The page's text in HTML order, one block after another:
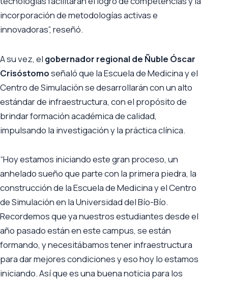
incorporación de metodologías activas e
innovadoras”, reseñó.
A su vez, el gobernador regional de Ñuble Óscar
Crisóstomoseñaló que la Escuela de Medicina y el
Centro de Simulación se desarrollarán con un alto
estándar de infraestructura, con el propósito de
brindar formación académica de calidad,
impulsando la investigación y la práctica clínica.
“Hoy estamos iniciando este gran proceso, un
anhelado sueño que parte con la primera piedra, la
construcción de la Escuela de Medicina y el Centro
de Simulación en la Universidad del Bío-Bío.
Recordemos que ya nuestros estudiantes desde el
año pasado están en este campus, se están
formando, y necesitábamos tener infraestructura
para dar mejores condiciones y eso hoy lo estamos
iniciando. Así que es una buena noticia para los